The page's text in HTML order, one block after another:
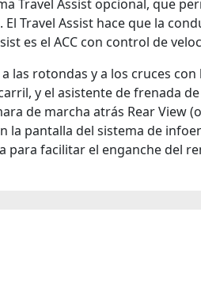
Travel Assist opcional, que
Travel Assist hace que la
es el ACC con control de
las rotondas y a los cruces
y el asistente de frenada
de marcha atrás Rear View
la pantalla del sistema de
para facilitar el enganche del